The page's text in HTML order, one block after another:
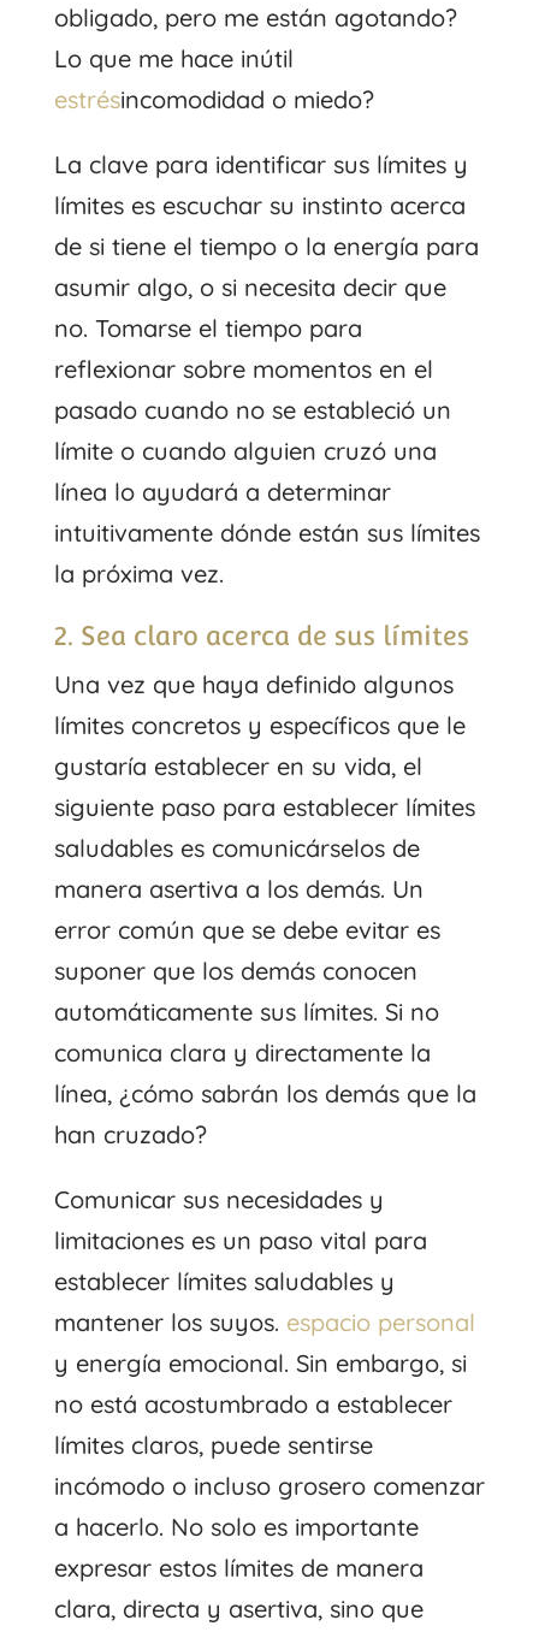
obligado, pero me están agotando?
Lo que me hace inútil
estrésincomodidad o miedo?
La clave para identificar sus límites y
límites es escuchar su instinto acerca
de si tiene el tiempo o la energía para
asumir algo, o si necesita decir que
no. Tomarse el tiempo para
reflexionar sobre momentos en el
pasado cuando no se estableció un
límite o cuando alguien cruzó una
línea lo ayudará a determinar
intuitivamente dónde están sus límites
la próxima vez.
2. Sea claro acerca de sus límites
Una vez que haya definido algunos
límites concretos y específicos que le
gustaría establecer en su vida, el
siguiente paso para establecer límites
saludables es comunicárselos de
manera asertiva a los demás. Un
error común que se debe evitar es
suponer que los demás conocen
automáticamente sus límites. Si no
comunica clara y directamente la
línea, ¿cómo sabrán los demás que la
han cruzado?
Comunicar sus necesidades y
limitaciones es un paso vital para
establecer límites saludables y
mantener los suyos. espacio personal
y energía emocional. Sin embargo, si
no está acostumbrado a establecer
límites claros, puede sentirse
incómodo o incluso grosero comenzar
a hacerlo. No solo es importante
expresar estos límites de manera
clara, directa y asertiva, sino que